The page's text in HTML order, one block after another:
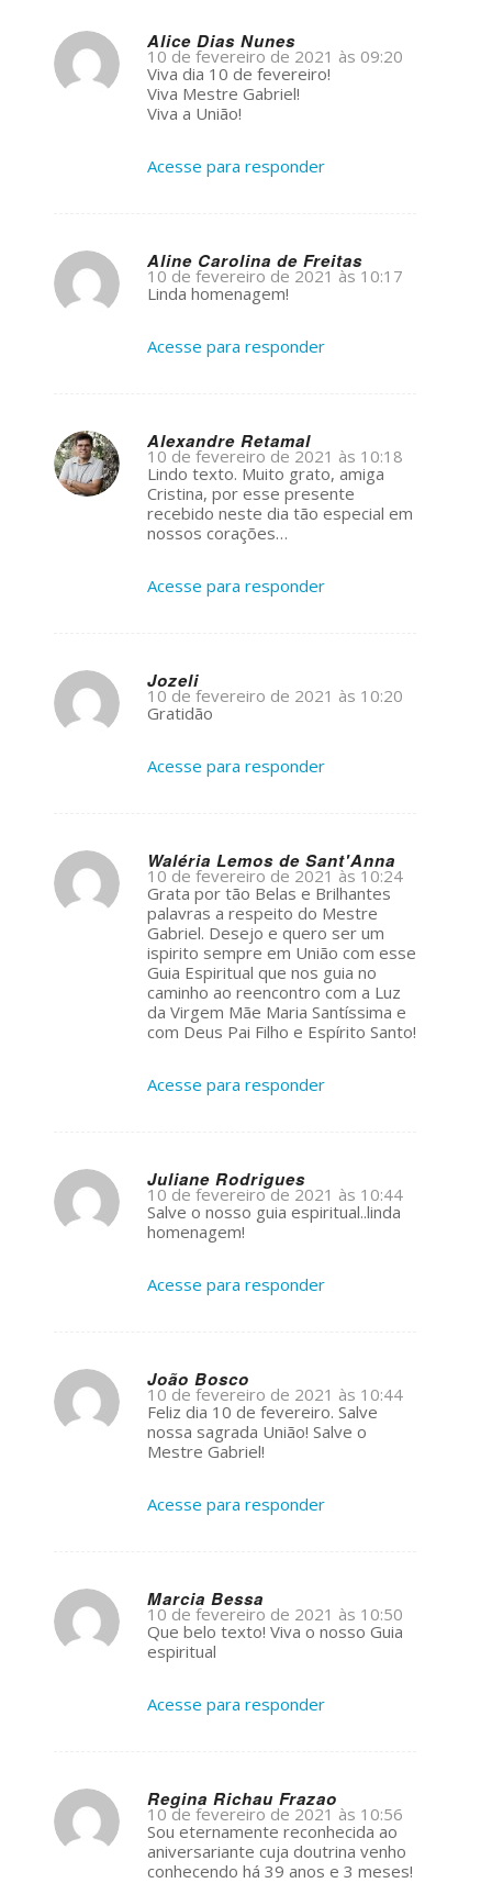
Alice Dias Nunes
s
ays:
10 de fevereiro de 2021 às 09:20
Viva dia 10 de fevereiro!
Viva Mestre Gabriel!
Viva a União!
Acesse para responder
Aline Carolina de Freitas
s
ays:
10 de fevereiro de 2021 às 10:17
Linda homenagem!
Acesse para responder
Alexandre Retamal
s
ays:
10 de fevereiro de 2021 às 10:18
Lindo texto. Muito grato, amiga
Cristina, por esse presente
recebido neste dia tão especial em
nossos corações…
Acesse para responder
Jozeli
s
ays:
10 de fevereiro de 2021 às 10:20
Gratidão
Acesse para responder
Waléria Lemos de Sant'Anna
s
ays:
10 de fevereiro de 2021 às 10:24
Grata por tão Belas e Brilhantes
palavras a respeito do Mestre
Gabriel. Desejo e quero ser um
ispirito sempre em União com esse
Guia Espiritual que nos guia no
caminho ao reencontro com a Luz
da Virgem Mãe Maria Santíssima e
com Deus Pai Filho e Espírito Santo!
Acesse para responder
Juliane Rodrigues
s
ays:
10 de fevereiro de 2021 às 10:44
Salve o nosso guia espiritual..linda
homenagem!
Acesse para responder
João Bosco
s
ays:
10 de fevereiro de 2021 às 10:44
Feliz dia 10 de fevereiro. Salve
nossa sagrada União! Salve o
Mestre Gabriel!
Acesse para responder
Marcia Bessa
s
ays:
10 de fevereiro de 2021 às 10:50
Que belo texto! Viva o nosso Guia
espiritual
Acesse para responder
Regina Richau Frazao
s
ays:
10 de fevereiro de 2021 às 10:56
Sou eternamente reconhecida ao
aniversariante cuja doutrina venho
conhecendo há 39 anos e 3 meses!